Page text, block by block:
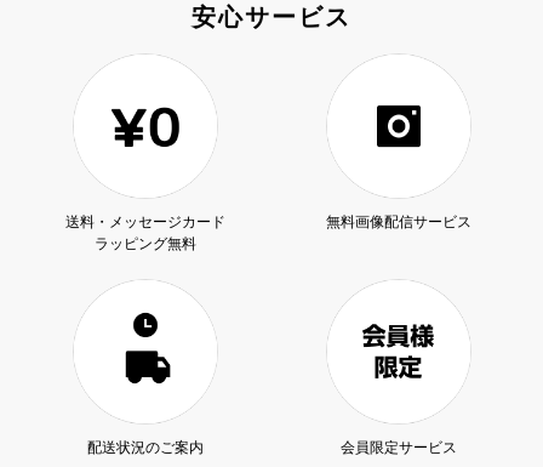
安心サービス
送料・メッセージカード
ラッピング無料
無料画像配信サービス
配送状況のご案内 会員限定サービス